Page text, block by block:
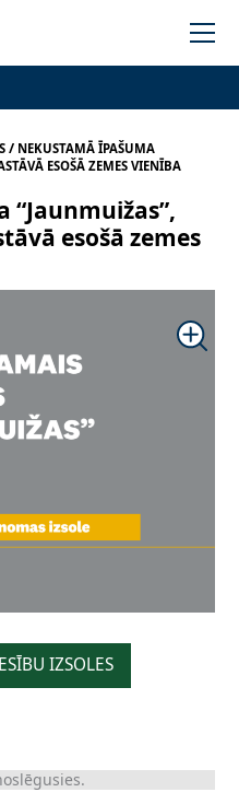
/ NEKUSTAMĀ ĪPAŠUMA
ESOŠĀ ZEMES VIENĪBA
esošā zemes
IZSOLES